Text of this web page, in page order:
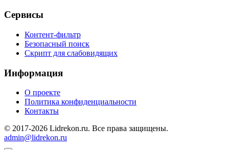
Сервисы
Контент-фильтр
Безопасный поиск
Скрипт для слабовидящих
Информация
О проекте
Политика конфиденциальности
Контакты
© 2017-2026 Lidrekon.ru. Все права защищены.
admin@lidrekon.ru